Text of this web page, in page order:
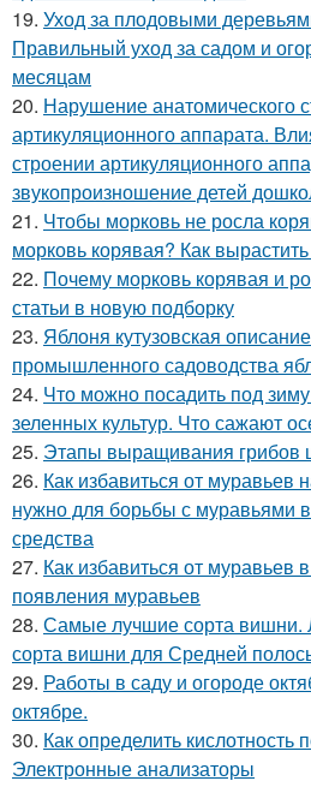
19. Уход за плодовыми
Правильный уход за садом и
месяцам
20. Нарушение анатомического
артикуляционного аппарата.
строении артикуляционного
звукопроизношение детей
21. Чтобы морковь не росла
морковь корявая? Как
22. Почему морковь корявая и
статьи в новую подборку
23. Яблоня кутузовская
промышленного садоводства
24. Что можно посадить под
зеленных культур. Что сажают
25. Этапы выращивания грибов
26. Как избавиться от муравьев
нужно для борьбы с муравьями
средства
27. Как избавиться от муравьев
появления муравьев
28. Самые лучшие сорта вишни.
сорта вишни для Средней
29. Работы в саду и огороде
октябре.
30. Как определить кислотность
Электронные анализаторы